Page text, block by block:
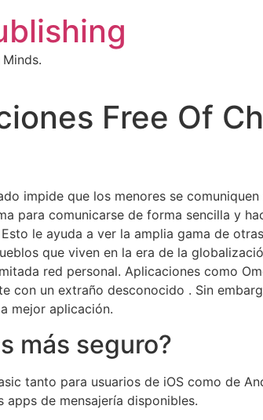
Free Of
impide que los menores se
para comunicarse de forma sencilla y
le ayuda a ver la amplia gama de
que viven en la era de la
red personal. Aplicaciones como
con un extraño desconocido . Sin
mejor aplicación.
más seguro?
tanto para usuarios de iOS como de
apps de mensajería disponibles.